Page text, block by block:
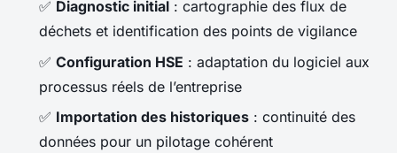
✅ Diagnostic initial : cartographie des flux de
déchets et identification des points de vigilance
✅ Configuration HSE : adaptation du logiciel aux
processus réels de l’entreprise
✅ Importation des historiques : continuité des
données pour un pilotage cohérent